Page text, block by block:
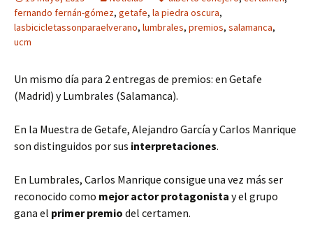
fernando fernán-gómez, getafe, la piedra oscura,
lasbicicletassonparaelverano, lumbrales, premios, salamanca,
ucm
Un mismo día para 2 entregas de premios: en Getafe
(Madrid) y Lumbrales (Salamanca).
En la Muestra de Getafe, Alejandro García y Carlos Manrique
son distinguidos por sus interpretaciones.
En Lumbrales, Carlos Manrique consigue una vez más ser
reconocido como mejor actor protagonista y el grupo
gana el primer premio del certamen.